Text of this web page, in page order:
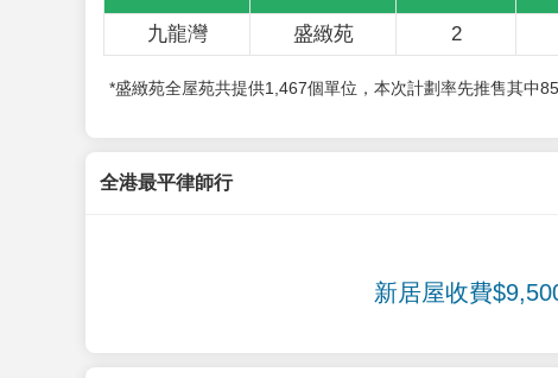
九龍灣 盛緻苑 2
*盛緻苑全屋苑共提供1,467個單位，本次計劃率先推售其中
全港最平律師行
新居屋收費